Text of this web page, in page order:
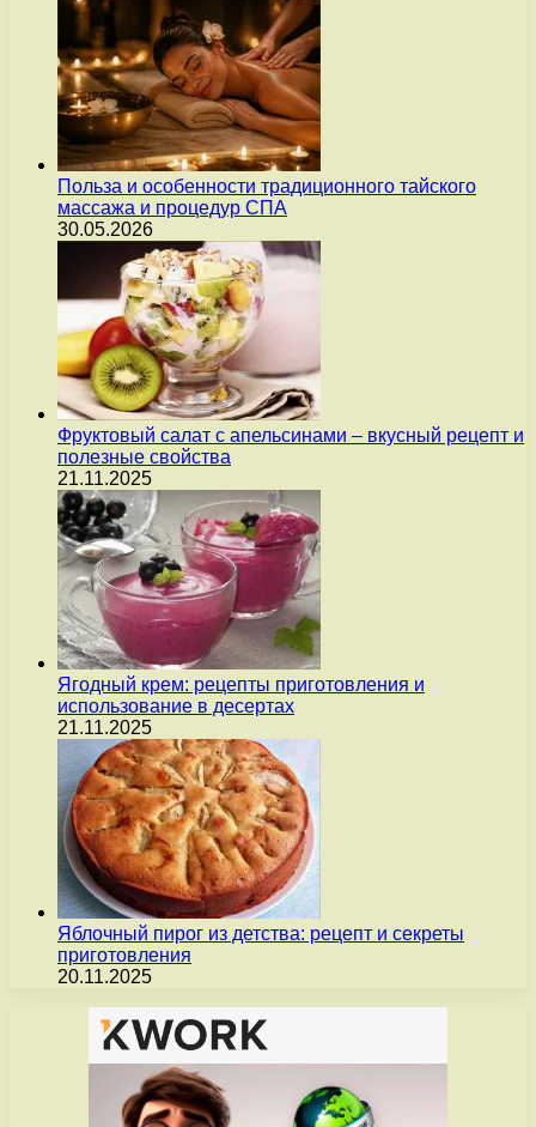
Польза и особенности традиционного тайского
массажа и процедур СПА
30.05.2026
Фруктовый салат с апельсинами – вкусный рецепт и
полезные свойства
21.11.2025
Ягодный крем: рецепты приготовления и
использование в десертах
21.11.2025
Яблочный пирог из детства: рецепт и секреты
приготовления
20.11.2025